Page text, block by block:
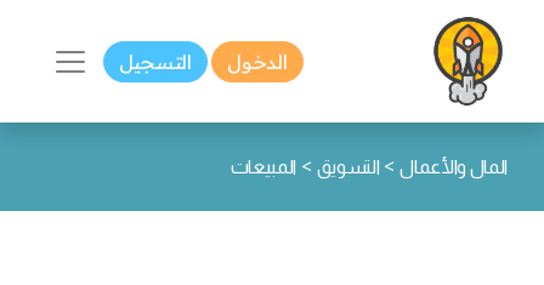
الدخول التسجيل
المال والأعمال > التسويق > المبيعات